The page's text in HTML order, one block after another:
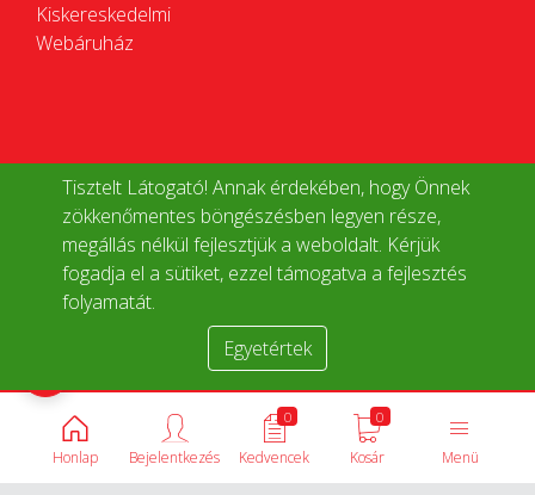
Tisztelt Látogató! Annak érdekében, hogy Önnek
zökkenőmentes böngészésben legyen része,
megállás nélkül fejlesztjük a weboldalt. Kérjük
fogadja el a sütiket, ezzel támogatva a fejlesztés
folyamatát.
Egyetértek
Kiskereskedelmi
Webáruház
Honlap Menü
0
Kosár
0
Kedvencek
Bejelentkezés
Termékek összehasonlítása